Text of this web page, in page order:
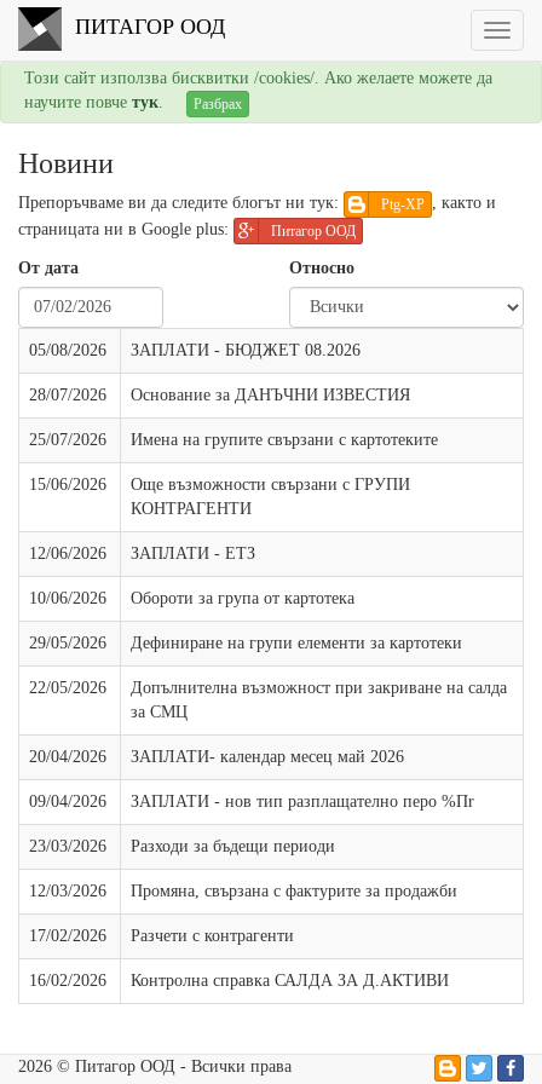
ПИТАГОР ООД
Този сайт използва бисквитки /cookies/. Ако желаете можете да
научите повче тук. Разбрах
Новини
Препоръчваме ви да следите блогът ни тук: Ptg-XP , както и
страницата ни в Google plus:
Питагор ООД
От дата Относно
05/08/2026 ЗАПЛАТИ - БЮДЖЕТ 08.2026
28/07/2026 Основание за ДАНЪЧНИ ИЗВЕСТИЯ
25/07/2026 Имена на групите свързани с картотеките
15/06/2026
Още възможности свързани с ГРУПИ
КОНТРАГЕНТИ
12/06/2026 ЗАПЛАТИ - ЕТЗ
10/06/2026 Обороти за група от картотека
29/05/2026 Дефиниране на групи елементи за картотеки
22/05/2026
Допълнителна възможност при закриване на салда
за СМЦ
20/04/2026 ЗАПЛАТИ- календар месец май 2026
09/04/2026 ЗАПЛАТИ - нов тип разплащателно перо %Пr
23/03/2026 Разходи за бъдещи периоди
12/03/2026 Промяна, свързана с фактурите за продажби
17/02/2026 Разчети с контрагенти
16/02/2026 Контролна справка САЛДА ЗА Д.АКТИВИ
2026 © Питагор ООД - Всички права